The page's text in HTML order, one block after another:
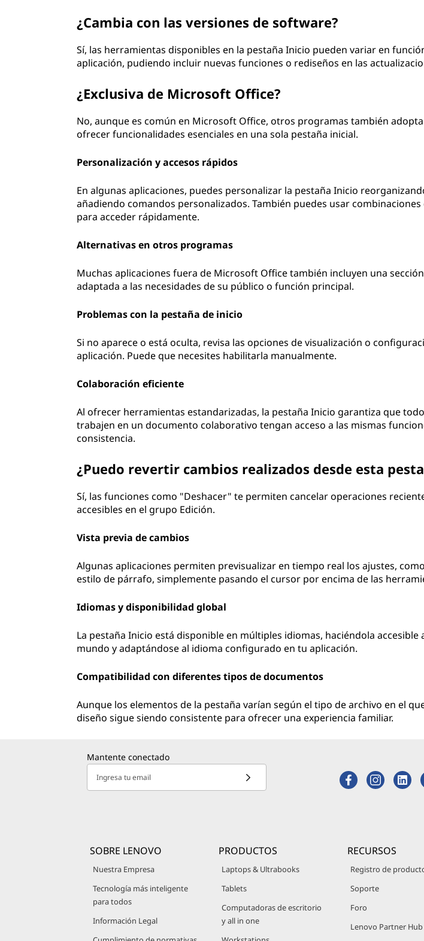
¿Cambia con las versiones de software?
Sí, las herramientas disponibles en la pestaña Inicio pueden variar en
aplicación, pudiendo incluir nuevas funciones o rediseños en las
¿Exclusiva de Microsoft Office?
No, aunque es común en Microsoft Office, otros programas también
ofrecer funcionalidades esenciales en una sola pestaña inicial.
Personalización y accesos rápidos
En algunas aplicaciones, puedes personalizar la pestaña Inicio
añadiendo comandos personalizados. También puedes usar
para acceder rápidamente.
Alternativas en otros programas
Muchas aplicaciones fuera de Microsoft Office también incluyen una
adaptada a las necesidades de su público o función principal.
Problemas con la pestaña de inicio
Si no aparece o está oculta, revisa las opciones de visualización o
aplicación. Puede que necesites habilitarla manualmente.
Colaboración eficiente
Al ofrecer herramientas estandarizadas, la pestaña Inicio garantiza que
trabajen en un documento colaborativo tengan acceso a las mismas
consistencia.
¿Puedo revertir cambios realizados desde esta
Sí, las funciones como "Deshacer" te permiten cancelar operaciones
accesibles en el grupo Edición.
Vista previa de cambios
Algunas aplicaciones permiten previsualizar en tiempo real los ajustes,
estilo de párrafo, simplemente pasando el cursor por encima de las
Idiomas y disponibilidad global
La pestaña Inicio está disponible en múltiples idiomas, haciéndola accesible
mundo y adaptándose al idioma configurado en tu aplicación.
Compatibilidad con diferentes tipos de documentos
Aunque los elementos de la pestaña varían según el tipo de archivo en el
diseño sigue siendo consistente para ofrecer una experiencia familiar.
Mantente conectado
Ingresa tu email
SOBRE LENOVO
Nuestra Empresa
Tecnología más inteligente
para todos
Información Legal
PRODUCTOS
Laptops & Ultrabooks
Tablets
Computadoras de escritorio
y all in one
RECURSOS
Registro de
Soporte
Foro
Lenovo Partner Hub